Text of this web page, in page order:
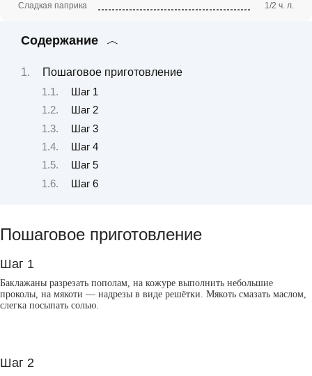
Сладкая паприка 1/2 ч. л.
Содержание
Пошаговое приготовление
Шаг 1
Шаг 2
Шаг 3
Шаг 4
Шаг 5
Шаг 6
Пошаговое приготовление
Шаг 1
Баклажаны разрезать пополам, на кожуре выполнить небольшие
проколы, на мякоти — надрезы в виде решётки. Мякоть смазать маслом,
слегка посыпать солью.
Шаг 2